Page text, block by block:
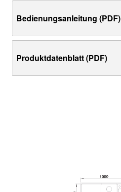
Bedienungsanleitung (PDF)
Produktdatenblatt (PDF)